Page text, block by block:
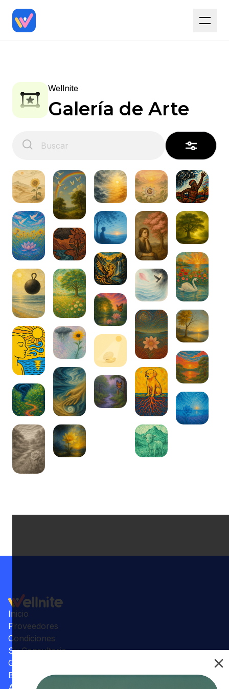
Wellnite
Galería de Arte
Inicio
Proveedores
Condiciones
Su Consultorio
Galería
Beneficios